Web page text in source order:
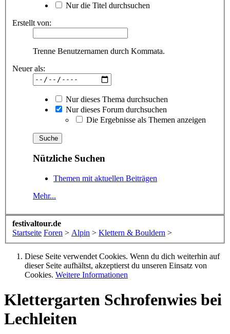
Nur die Titel durchsuchen
Erstellt von:
Trenne Benutzernamen durch Kommata.
Neuer als:
Nur dieses Thema durchsuchen
Nur dieses Forum durchsuchen
Die Ergebnisse als Themen anzeigen
Nützliche Suchen
Themen mit aktuellen Beiträgen
Mehr...
festivaltour.de
Startseite Foren > Alpin > Klettern & Bouldern >
Diese Seite verwendet Cookies. Wenn du dich weiterhin auf
dieser Seite aufhältst, akzeptierst du unseren Einsatz von
Cookies. Weitere Informationen
Klettergarten Schrofenwies bei
Lechleiten